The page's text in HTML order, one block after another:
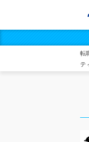
転
テ